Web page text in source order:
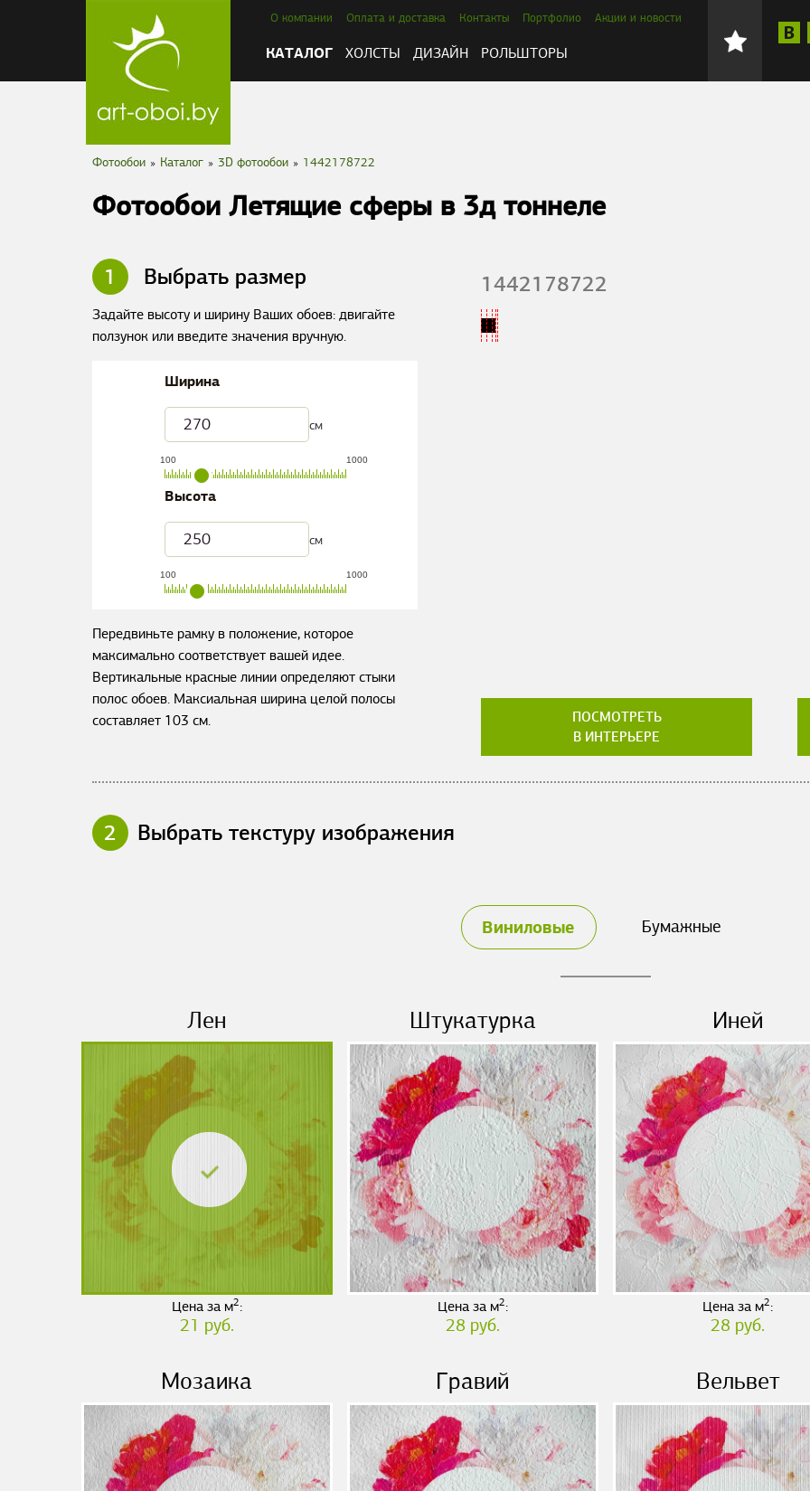
О компании Оплата и доставка Контакты Портфолио Акции и новости
КАТАЛОГ ХОЛСТЫ ДИЗАЙН РОЛЬШТОРЫ
Фотообои » Каталог » 3D фотообои » 1442178722
Фотообои Летящие сферы в 3д тоннеле
1 Выбрать размер
Задайте высоту и ширину Ваших обоев: двигайте
ползунок или введите значения вручную.
Ширина
см
100 1000
Высота
см
100 1000
Передвиньте рамку в положение, которое
максимально соответствует вашей идее.
Вертикальные красные линии определяют стыки
полос обоев. Максиальная ширина целой полосы
составляет 103 см.
1442178722
ПОСМОТРЕТЬ
В ИНТЕРЬЕРЕ
2 Выбрать текстуру изображения
Виниловые Бумажные
Лен
Цена за м2:
21 руб.
Штукатурка
Цена за м2:
28 руб.
Иней
Цена за м2:
28 руб.
Мозаика Гравий Вельвет